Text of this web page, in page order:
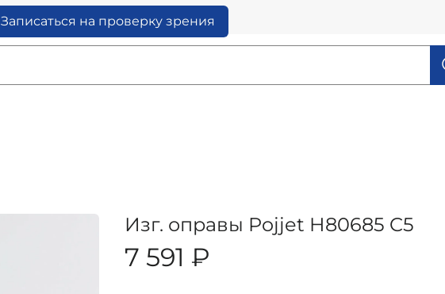
Записаться на проверку зрения
Изг. оправы Pojjet H80685 C5
7 591 ₽